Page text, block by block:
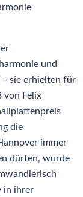
und
sie erhielten für
von Felix
die
immer
dürfen, wurde
in ihrer